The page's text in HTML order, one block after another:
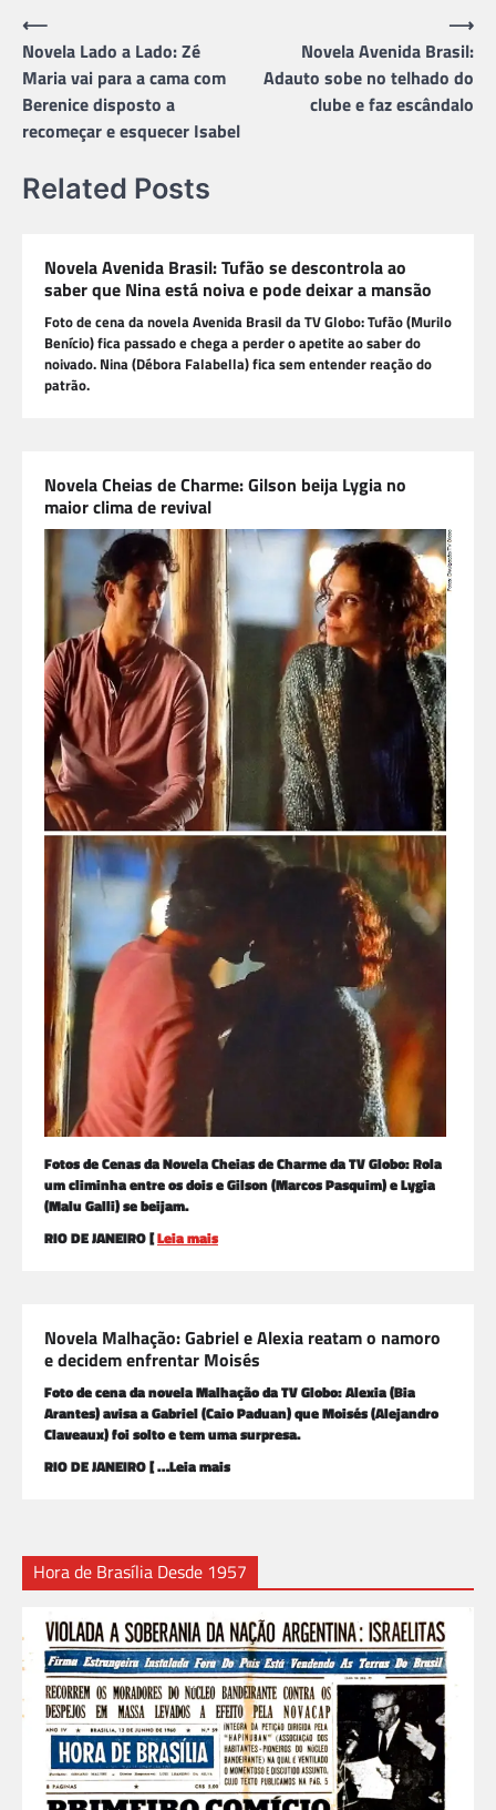
Navegação
de
Post
⟵
Novela Lado a Lado: Zé
Maria vai para a cama com
Berenice disposto a
recomeçar e esquecer Isabel
Novela Avenida Brasil:
Adauto sobe no telhado do
clube e faz escândalo
⟶
Related Posts
Novela Avenida Brasil: Tufão se descontrola ao
saber que Nina está noiva e pode deixar a mansão
Foto de cena da novela Avenida Brasil da TV Globo: Tufão (Murilo
Benício) fica passado e chega a perder o apetite ao saber do
noivado. Nina (Débora Falabella) fica sem entender reação do
patrão.
Novela Cheias de Charme: Gilson beija Lygia no
maior clima de revival
Fotos de Cenas da Novela Cheias de Charme da TV Globo: Rola
um climinha entre os dois e Gilson (Marcos Pasquim) e Lygia
(Malu Galli) se beijam.
RIO DE JANEIRO [Leia mais
Novela Malhação: Gabriel e Alexia reatam o namoro
e decidem enfrentar Moisés
Foto de cena da novela Malhação da TV Globo: Alexia (Bia
Arantes) avisa a Gabriel (Caio Paduan) que Moisés (Alejandro
Claveaux) foi solto e tem uma surpresa.
RIO DE JANEIRO [ …Leia mais
Hora de Brasília Desde 1957